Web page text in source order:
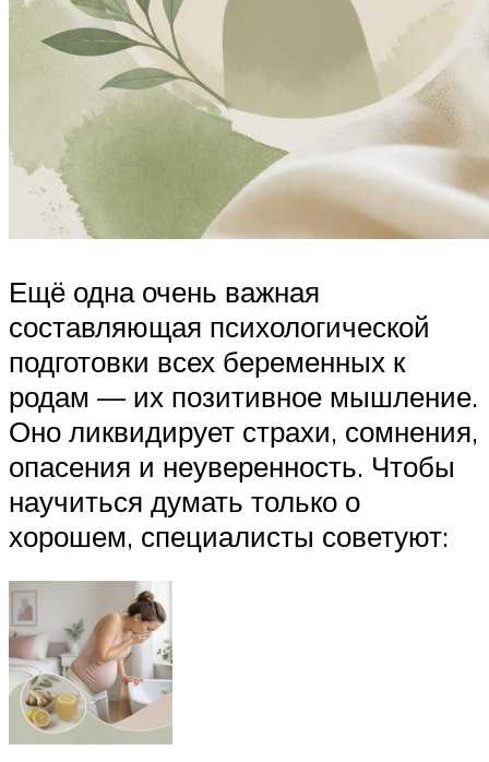
Ещё одна очень важная
составляющая психологической
подготовки всех беременных к
родам — их позитивное мышление.
Оно ликвидирует страхи, сомнения,
опасения и неуверенность. Чтобы
научиться думать только о
хорошем, специалисты советуют: